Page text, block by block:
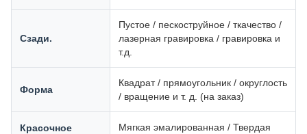
Сзади.
Пустое / пескоструйное / ткачество /
лазерная гравировка / гравировка и
т.д.
Форма
Квадрат / прямоугольник / округлость
/ вращение и т. д. (на заказ)
Красочное
Мягкая эмалированная / Твердая